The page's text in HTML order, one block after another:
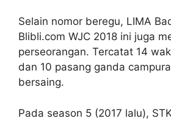
Selain nomor beregu, LIMA
Blibli.com WJC 2018 ini juga
perseorangan. Tercatat 14
dan 10 pasang ganda
bersaing.
Pada season 5 (2017 lalu),